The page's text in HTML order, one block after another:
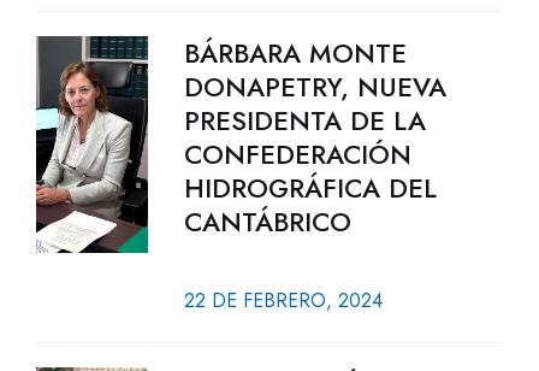
BÁRBARA MONTE
DONAPETRY, NUEVA
PRESIDENTA DE LA
CONFEDERACIÓN
HIDROGRÁFICA DEL
CANTÁBRICO
22 DE FEBRERO, 2024